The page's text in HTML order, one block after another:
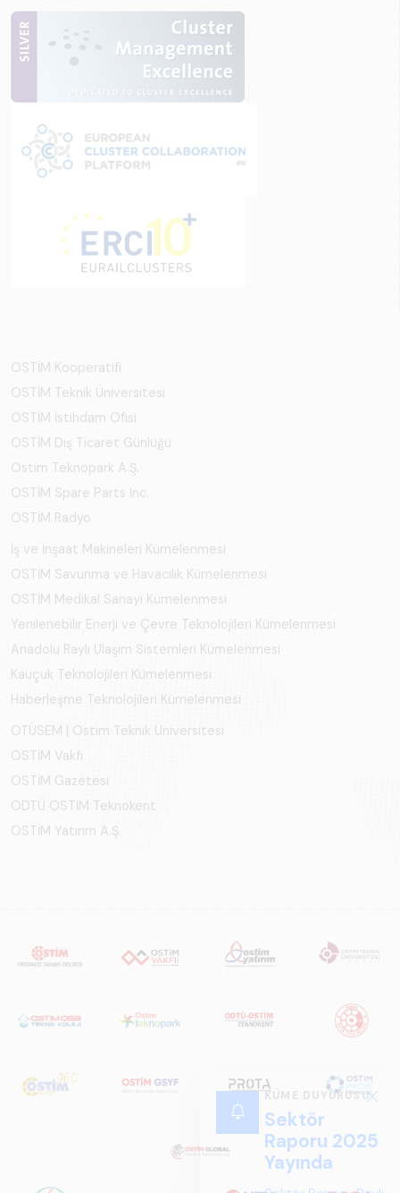
KÜME DUYURUSU
Sektör
Raporu 2025
Yayında
OSTİM Kooperatifi
OSTİM Teknik Üniversitesi
OSTİM İstihdam Ofisi
OSTİM Dış Ticaret Günlüğü
Ostim Teknopark A.Ş.
OSTİM Spare Parts Inc.
OSTİM Radyo
İş ve İnşaat Makineleri Kümelenmesi
OSTİM Savunma ve Havacılık Kümelenmesi
OSTİM Medikal Sanayi Kümelenmesi
Yenilenebilir Enerji ve Çevre Teknolojileri Kümelenmesi
Anadolu Raylı Ulaşım Sistemleri Kümelenmesi
Kauçuk Teknolojileri Kümelenmesi
Haberleşme Teknolojileri Kümelenmesi
OTÜSEM | Ostim Teknik Üniversitesi
OSTİM Vakfı
OSTİM Gazetesi
ODTÜ OSTİM Teknokent
OSTİM Yatırım A.Ş.